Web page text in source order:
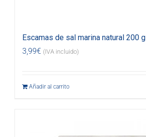
Escamas de sal marina natural 200 g
3,99€ (IVA incluido)
Añadir al carrito